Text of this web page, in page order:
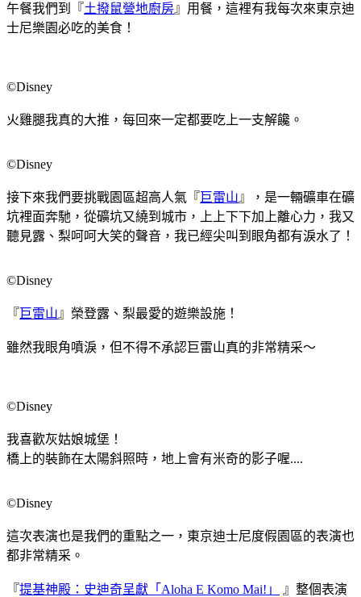
午餐我們到『土撥鼠營地廚房』用餐，這裡有我每次來東京迪
士尼樂園必吃的美食！
©Disney
火雞腿我真的大推，每回來一定都要吃上一支解饞。
©Disney
接下來我們要挑戰園區超高人氣『巨雷山 』，是一輛礦車在礦
坑裡面奔馳，從礦坑又繞到城市，上上下下加上離心力，我又
聽見露、梨呵呵大笑的聲音，我已經尖叫到眼角都有淚水了！
©Disney
『巨雷山 』榮登露、梨最愛的遊樂設施！
雖然我眼角噴淚，但不得不承認巨雷山真的非常精采～
©Disney
我喜歡灰姑娘城堡！
橋上的裝飾在太陽斜照時，地上會有米奇的影子喔....
©Disney
這次表演也是我們的重點之一，東京迪士尼度假園區的表演也
都非常精采。
『提基神殿：史迪奇呈獻「Aloha E Komo Mai!」
』整個表演